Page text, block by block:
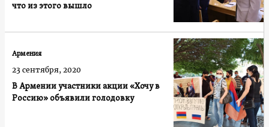
что из этого вышло
В Армении участники акции «Хочу в
Россию» объявили голодовку
Армения
23 сентября, 2020